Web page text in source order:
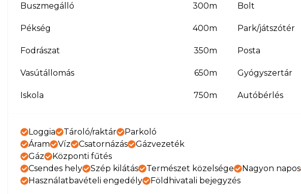
Buszmegálló 300m Bolt
Pékség 400m Park/játszótér
Fodrászat 350m Posta
Vasútállomás 650m Gyógyszertár
Iskola 750m Autóbérlés
Loggia Tároló/raktár
Parkoló
Áram
Víz Csatornázás
Gázvezeték
Gáz
Központi fűtés
Csendes hely
Szép kilátás Természet közelsége Nagyon napos
Használatbavételi engedély
Földhivatali bejegyzés